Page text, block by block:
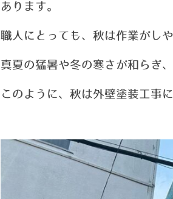
あります。
職人にとっても、秋は作業がし
真夏の猛暑や冬の寒さが和らぎ
このように、秋は外壁塗装工事